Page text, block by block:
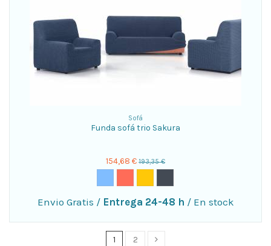
Sofá
Funda sofá trio Sakura
154,68 € 193,35 €
Envio Gratis / Entrega 24-48 h / En stock
1 2